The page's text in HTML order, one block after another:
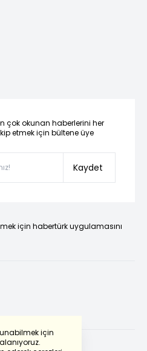
için
çok okunan haberlerini her
etmek için bültene üye
Kaydet
için habertürk uygulamasını